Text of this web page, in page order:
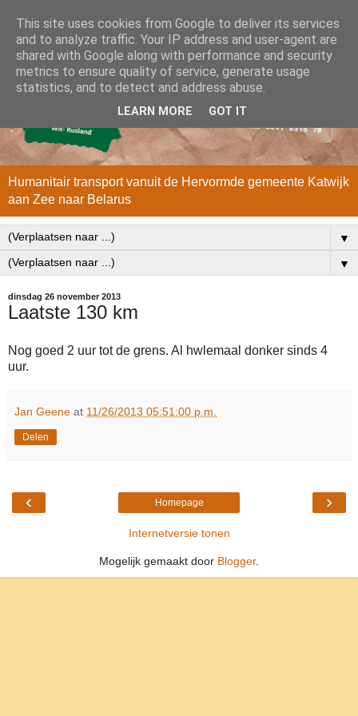
Humanitair transport vanuit de Hervormde gemeente Katwijk
aan Zee naar Belarus
▼
▼
dinsdag 26 november 2013
Laatste 130 km
Nog goed 2 uur tot de grens. Al hwlemaal donker sinds 4
uur.
Jan Geene at 11/26/2013 05:51:00 p.m.
Delen
‹ ›
Homepage
Internetversie tonen
Mogelijk gemaakt door Blogger.
This site uses cookies from Google to deliver its services
and to analyze traffic. Your IP address and user-agent are
shared with Google along with performance and security
metrics to ensure quality of service, generate usage
statistics, and to detect and address abuse.
LEARN MORE GOT IT